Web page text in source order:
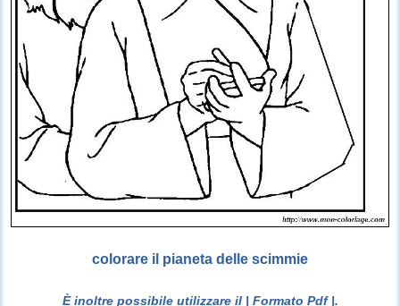
colorare il pianeta delle scimmie
È inoltre possibile utilizzare il | Formato Pdf |.